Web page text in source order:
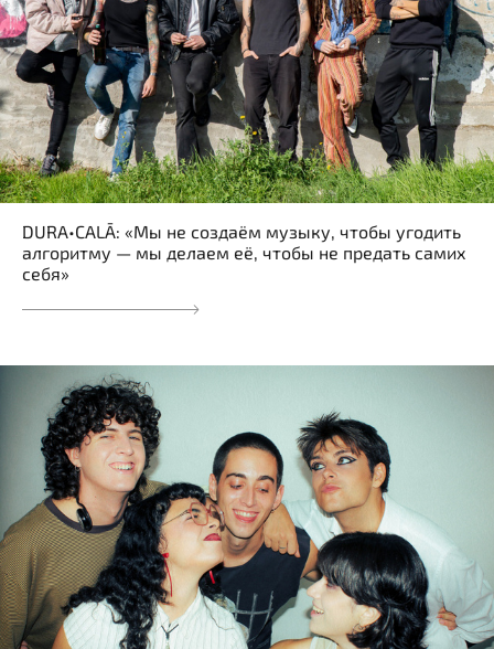
DURA•CALĀ: «Мы не создаём музыку, чтобы угодить
алгоритму — мы делаем её, чтобы не предать самих
себя»